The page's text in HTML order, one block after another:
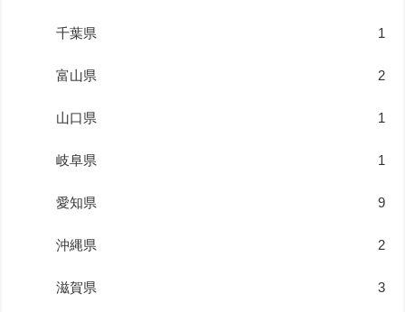
千葉県 1
富山県 2
山口県 1
岐阜県 1
愛知県 9
沖縄県 2
滋賀県 3